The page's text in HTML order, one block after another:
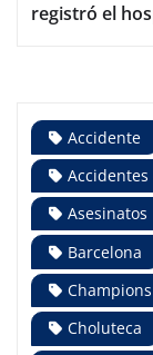
registró el
Accidente
Asesinatos
Barcelona
Choluteca